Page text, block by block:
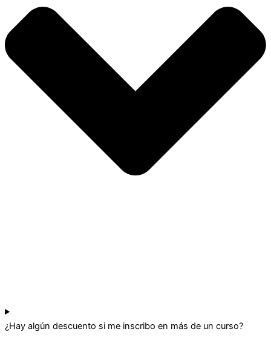
¿Hay algún descuento si me inscribo en más de un curso?